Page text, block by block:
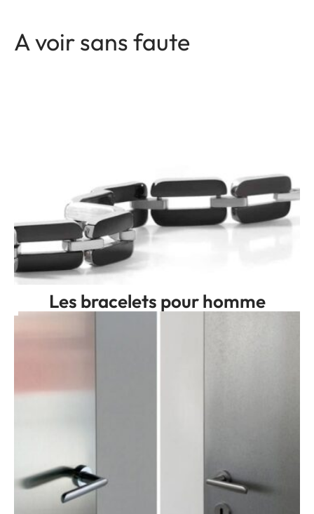
A voir sans faute
Les bracelets pour homme